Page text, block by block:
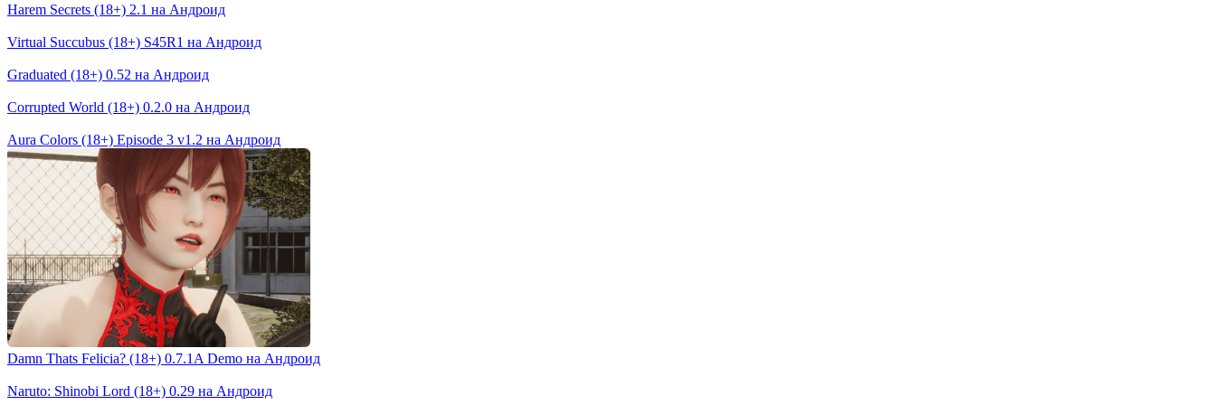
Harem Secrets (18+) 2.1 на Андроид
Virtual Succubus (18+) S45R1 на Андроид
Graduated (18+) 0.52 на Андроид
Corrupted World (18+) 0.2.0 на Андроид
Aura Colors (18+) Episode 3 v1.2 на Андроид
Damn Thats Felicia? (18+) 0.7.1A Demo на Андроид
Naruto: Shinobi Lord (18+) 0.29 на Андроид